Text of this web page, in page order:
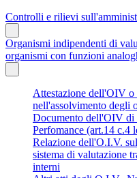
Controlli e rilievi
Organismi indipendenti di
organismi con funzioni
Attestazione dell'OIV o
nell'assolvimento degli
Documento dell'OIV di
Perfomance (art.14 c.4
Relazione dell'O.I.V.
sistema di valutazione
interni